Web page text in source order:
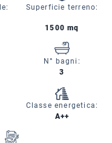
Superficie terreno:
1500 mq
N° bagni:
3
Classe energetica:
A++